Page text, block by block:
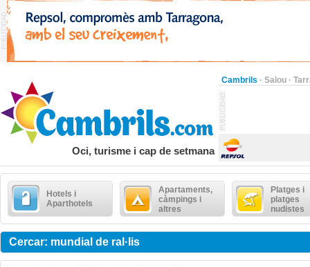
Cambrils · Salou ·
Oci, turisme i cap de setmana
Hotels i
Aparthotels
Apartaments,
càmpings i
altres
Platges i
platges
nudistes
Cercar: mundial de ral·lis